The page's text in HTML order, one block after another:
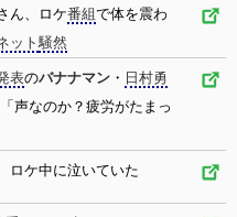
ん、ロケ番組で体を震わ
ット騒然
表のバナナマン ・ 日村勇
声なのか？疲労がたまっ
ロケ中に泣いていた